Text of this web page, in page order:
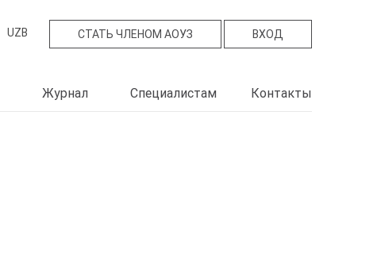
UZB СТАТЬ ЧЛЕНОМ АОУЗ ВХОД
Журнал Специалистам Контакты